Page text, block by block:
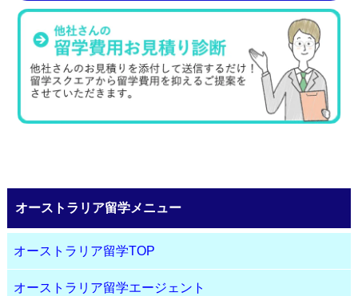
オーストラリア留学メニュー
オーストラリア留学TOP
オーストラリア留学エージェント